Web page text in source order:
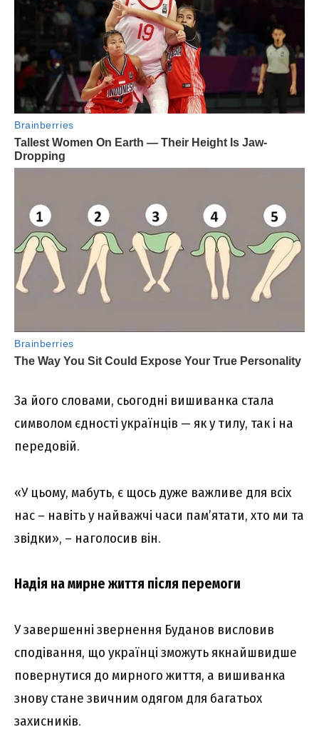
За його словами, сьогодні вишиванка стала
символом єдності українців — як у тилу, так і на
передовій.
«У цьому, мабуть, є щось дуже важливе для всіх
нас – навіть у найважчі часи пам’ятати, хто ми та
звідки», – наголосив він.
Надія на мирне життя після перемоги
У завершенні звернення Буданов висловив
сподівання, що українці зможуть якнайшвидше
повернутися до мирного життя, а вишиванка
знову стане звичним одягом для багатьох
захисників.